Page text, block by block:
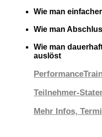
Wie man
Wie man
Wie man
auslöst
Teilnehmer-
Mehr Infos,